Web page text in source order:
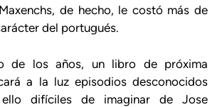
de hecho, le costó más de
del portugués.
de los años, un libro de próxima
a la luz episodios desconocidos
difíciles de imaginar de Jose